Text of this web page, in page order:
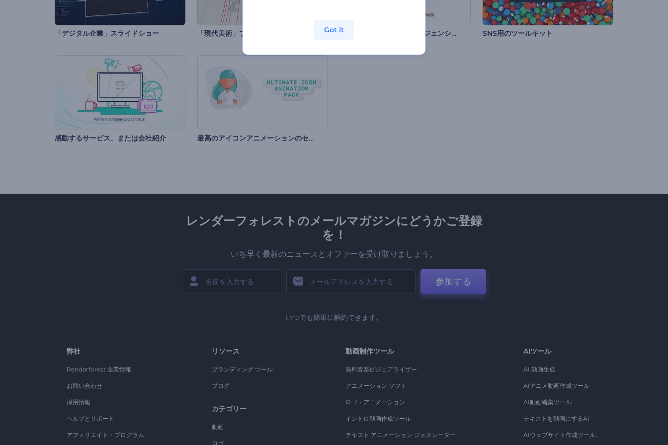
「デジタル企業」スライドショー 「現代美術」プロモーション デジタル・メディア・エージェンシーのセット SNS用のツールキット
感動するサービス、または会社紹介 最高のアイコンアニメーションのセット
レンダーフォレストのメールマガジンにどうかご登録
を！
いち早く最新のニュースとオファーを受け取りましょう。
参加する
いつでも簡単に解約できます。
弊社
Renderforest 企業情報
お問い合わせ
採用情報
ヘルプとサポート
アフィリエイト・プログラム
リソース
ブランディング ツール
ブログ
カテゴリー
動画
ロゴ
動画制作ツール
無料音楽ビジュアライザー
アニメーション ソフト
ロゴ・アニメーション
イントロ動画作成ツール
テキスト アニメーション ジェネレーター
AIツール
AI 動画生成
AIアニメ動画作成ツール
AI動画編集ツール
テキストを動画にするAI
AIウェブサイト作成ツール。
Got it